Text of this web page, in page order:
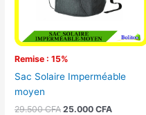
Remise : 15%
Sac Solaire Imperméable
moyen
29.500CFA 25.000CFA